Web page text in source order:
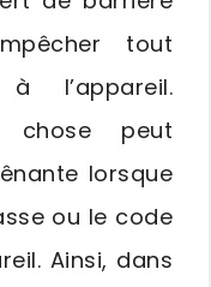
tout
l’appareil.
chose peut
lorsque
ou le code
Ainsi, dans